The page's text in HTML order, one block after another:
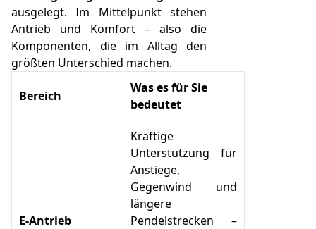
ausgelegt. Im Mittelpunkt stehen
Antrieb und Komfort – also die
Komponenten, die im Alltag den
größten Unterschied machen.
Bereich
Was es für Sie
bedeutet
E‑Antrieb
Kräftige
Unterstützung für
Anstiege,
Gegenwind und
längere
Pendelstrecken –